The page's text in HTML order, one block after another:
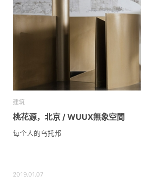
建筑
桃花源，北京 / WUUX無象空間
每个人的乌托邦
2019.01.07